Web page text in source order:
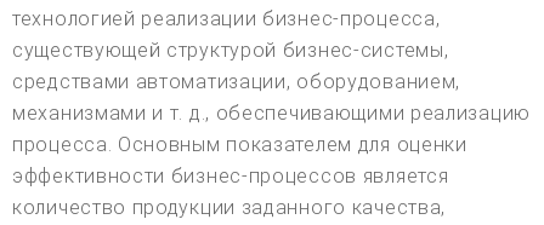
технологией реализации бизнес-процесса,
существующей структурой бизнес-системы,
средствами автоматизации, оборудованием,
механизмами и т. д., обеспечивающими реализацию
процесса. Основным показателем для оценки
эффективности бизнес-процессов является
количество продукции заданного качества,